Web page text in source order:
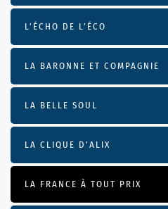
L’ÉCHO DE L’ÉCO
LA BARONNE ET COMPAGNIE
LA BELLE SOUL
LA CLIQUE D'ALIX
LA FRANCE À TOUT PRIX